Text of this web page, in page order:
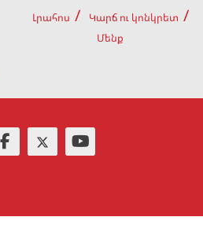
Լրահոս
Կարճ ու կոնկրետ
Մենք